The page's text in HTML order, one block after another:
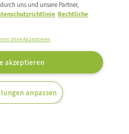
Rechtliche Hinweise
reserved, ECF Group
uns und unsere Partner,
Rechtliche
ohne Akzeptieren
akzeptieren
anpassen